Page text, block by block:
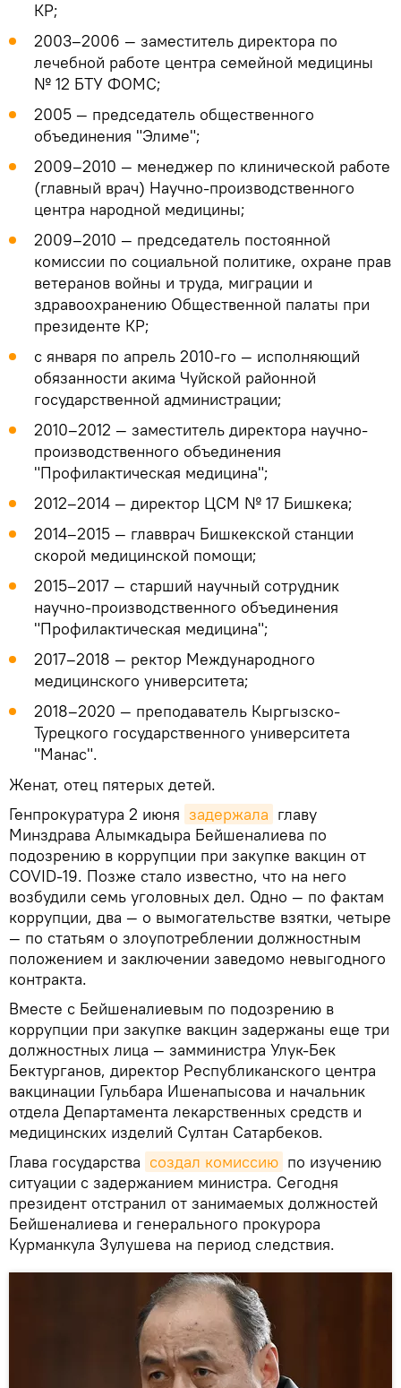
КР;
2003–2006 — заместитель директора по
лечебной работе центра семейной медицины
№ 12 БТУ ФОМС;
2005 — председатель общественного
объединения "Элиме";
2009–2010 — менеджер по клинической работе
(главный врач) Научно-производственного
центра народной медицины;
2009–2010 — председатель постоянной
комиссии по социальной политике, охране прав
ветеранов войны и труда, миграции и
здравоохранению Общественной палаты при
президенте КР;
с января по апрель 2010-го — исполняющий
обязанности акима Чуйской районной
государственной администрации;
2010–2012 — заместитель директора научно-
производственного объединения
"Профилактическая медицина";
2012–2014 — директор ЦСМ № 17 Бишкека;
2014–2015 — главврач Бишкекской станции
скорой медицинской помощи;
2015–2017 — старший научный сотрудник
научно-производственного объединения
"Профилактическая медицина";
2017–2018 — ректор Международного
медицинского университета;
2018–2020 — преподаватель Кыргызско-
Турецкого государственного университета
"Манас".
Женат, отец пятерых детей.
Генпрокуратура 2 июня задержала главу
Минздрава Алымкадыра Бейшеналиева по
подозрению в коррупции при закупке вакцин от
COVID-19. Позже стало известно, что на него
возбудили семь уголовных дел. Одно — по фактам
коррупции, два — о вымогательстве взятки, четыре
— по статьям о злоупотреблении должностным
положением и заключении заведомо невыгодного
контракта.
Вместе с Бейшеналиевым по подозрению в
коррупции при закупке вакцин задержаны еще три
должностных лица — замминистра Улук-Бек
Бектурганов, директор Республиканского центра
вакцинации Гульбара Ишенапысова и начальник
отдела Департамента лекарственных средств и
медицинских изделий Султан Сатарбеков.
Глава государства создал комиссию по изучению
ситуации с задержанием министра. Сегодня
президент отстранил от занимаемых должностей
Бейшеналиева и генерального прокурора
Курманкула Зулушева на период следствия.